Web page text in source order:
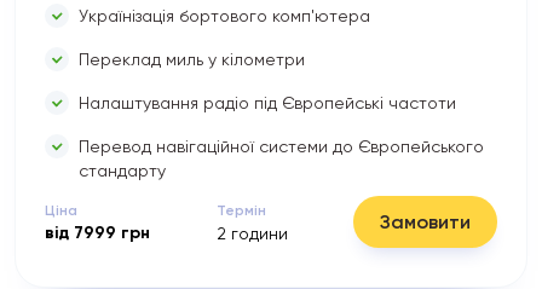
Українізація бортового комп'ютера
Переклад миль у кілометри
Налаштування радіо під Європейські частоти
Перевод навігаційної системи до Європейського
стандарту
Ціна
від 7999 грн
Термін
2 години Замовити